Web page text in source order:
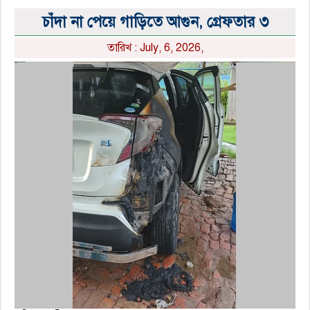
চাঁদা না পেয়ে গাড়িতে আগুন, গ্রেফতার ৩
তারিখ : July, 6, 2026,